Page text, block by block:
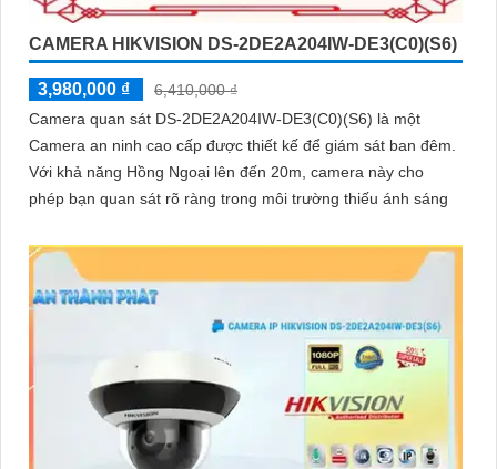
CAMERA HIKVISION DS-2DE2A204IW-DE3(C0)(S6)
3,980,000 ₫
6,410,000 ₫
Camera quan sát DS-2DE2A204IW-DE3(C0)(S6) là một
Camera an ninh cao cấp được thiết kế để giám sát ban đêm.
Với khả năng Hồng Ngoại lên đến 20m, camera này cho
phép bạn quan sát rõ ràng trong môi trường thiếu ánh sáng